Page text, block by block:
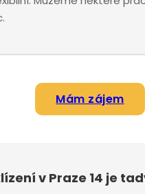
Mám zájem
v Praze 14 je